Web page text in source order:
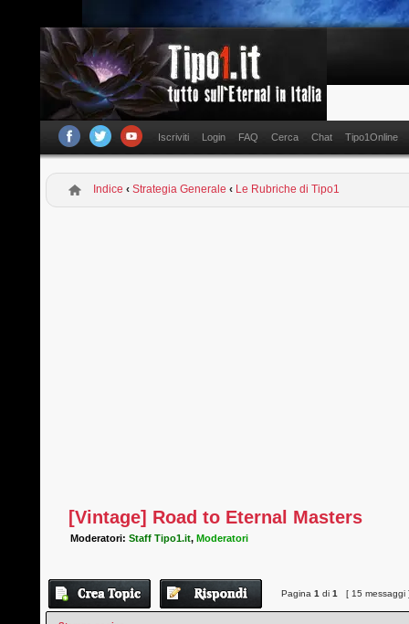
Iscriviti Login FAQ Cerca Chat Tipo1Online
Indice ‹ Strategia Generale ‹ Le Rubriche di Tipo1
[Vintage] Road to Eternal Masters
Moderatori:Staff Tipo1.it,Moderatori
Pagina1 di1 [ 15 messaggi